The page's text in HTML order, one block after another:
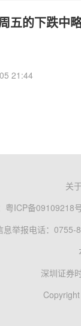
五的下跌中
21:44
关
粤ICP备09109218
息举报电话：0755-
深圳证券